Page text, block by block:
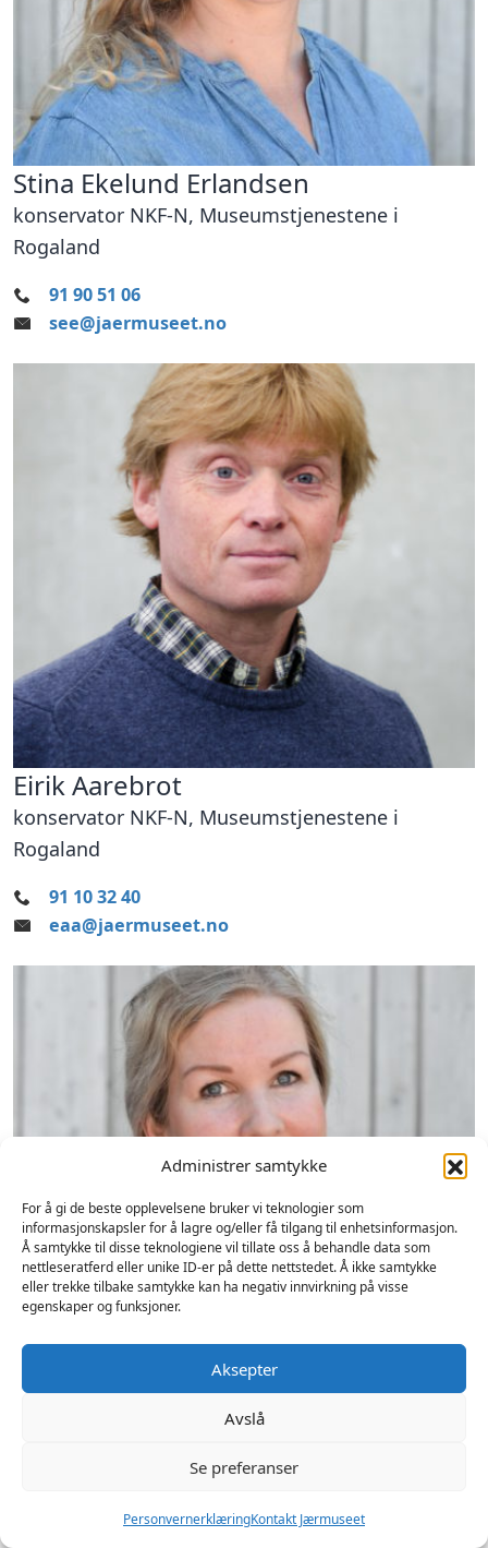
Administrer samtykke
For å gi de beste opplevelsene bruker vi teknologier som
informasjonskapsler for å lagre og/eller få tilgang til enhetsinformasjon.
Å samtykke til disse teknologiene vil tillate oss å behandle data som
nettleseratferd eller unike ID-er på dette nettstedet. Å ikke samtykke
eller trekke tilbake samtykke kan ha negativ innvirkning på visse
egenskaper og funksjoner.
Aksepter
Avslå
Se preferanser
PersonvernerklæringKontakt Jærmuseet
Stina Ekelund Erlandsen
konservator NKF-N, Museumstjenestene i
Rogaland
91 90 51 06
see@jaermuseet.no
Eirik Aarebrot
konservator NKF-N, Museumstjenestene i
Rogaland
91 10 32 40
eaa@jaermuseet.no
Therese Espeland
konservator NKF-N, Museumstjenestene i
tes@jaermuseet.no